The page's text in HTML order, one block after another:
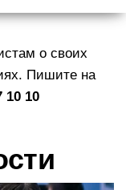
р
о своих
Пишите на
10 10